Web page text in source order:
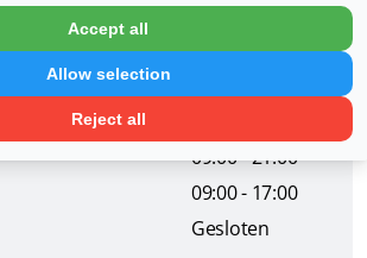
13:30 - 18:00
09:00 - 18:00
09:00 - 21:00
09:00 - 17:00
Gesloten
Reject all
Allow selection
Accept all